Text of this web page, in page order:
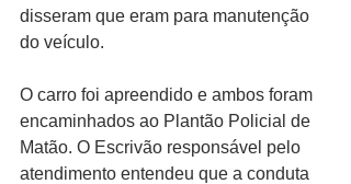
disseram que eram para manutenção
do veículo.
O carro foi apreendido e ambos foram
encaminhados ao Plantão Policial de
Matão. O Escrivão responsável pelo
atendimento entendeu que a conduta